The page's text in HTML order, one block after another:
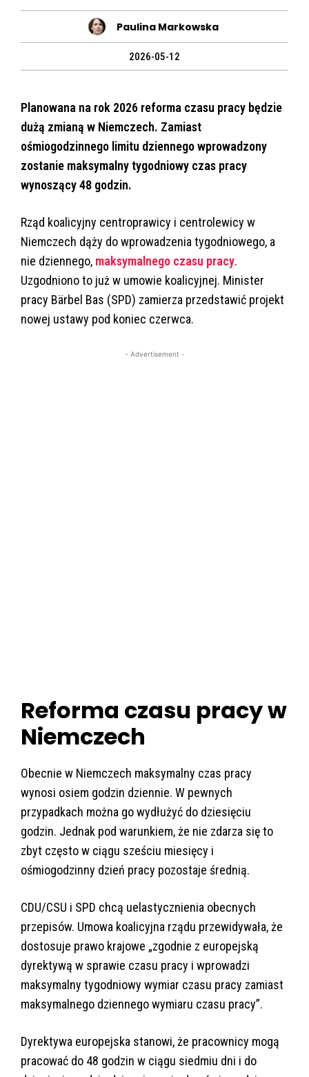
Paulina Markowska
2026-05-12
Planowana na rok 2026 reforma czasu pracy będzie
dużą zmianą w Niemczech. Zamiast
ośmiogodzinnego limitu dziennego wprowadzony
zostanie maksymalny tygodniowy czas pracy
wynoszący 48 godzin.
Rząd koalicyjny centroprawicy i centrolewicy w
Niemczech dąży do wprowadzenia tygodniowego, a
nie dziennego, maksymalnego czasu pracy.
Uzgodniono to już w umowie koalicyjnej. Minister
pracy Bärbel Bas (SPD) zamierza przedstawić projekt
nowej ustawy pod koniec czerwca.
- Advertisement -
Reforma czasu pracy w
Niemczech
Obecnie w Niemczech maksymalny czas pracy
wynosi osiem godzin dziennie. W pewnych
przypadkach można go wydłużyć do dziesięciu
godzin. Jednak pod warunkiem, że nie zdarza się to
zbyt często w ciągu sześciu miesięcy i
ośmiogodzinny dzień pracy pozostaje średnią.
CDU/CSU i SPD chcą uelastycznienia obecnych
przepisów. Umowa koalicyjna rządu przewidywała, że
dostosuje prawo krajowe „zgodnie z europejską
dyrektywą w sprawie czasu pracy i wprowadzi
maksymalny tygodniowy wymiar czasu pracy zamiast
maksymalnego dziennego wymiaru czasu pracy”.
Dyrektywa europejska stanowi, że pracownicy mogą
pracować do 48 godzin w ciągu siedmiu dni i do